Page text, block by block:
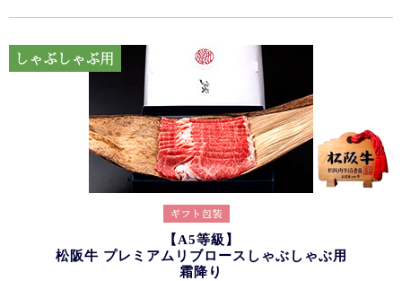
【A5等級】
松阪牛 プレミアムリブロースしゃぶしゃぶ用
霜降り